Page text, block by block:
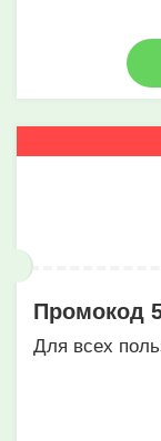
Промокод
Для всех